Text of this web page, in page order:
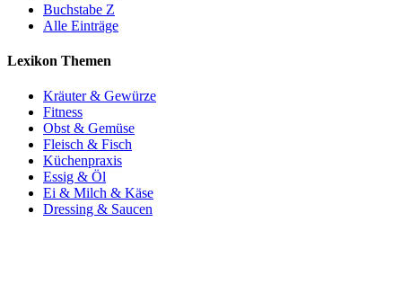
Buchstabe Z
Alle Einträge
Lexikon Themen
Kräuter & Gewürze
Fitness
Obst & Gemüse
Fleisch & Fisch
Küchenpraxis
Essig & Öl
Ei & Milch & Käse
Dressing & Saucen